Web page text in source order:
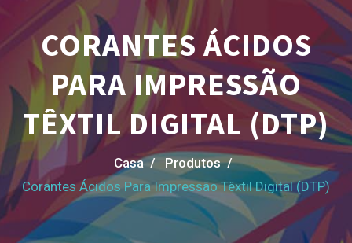
CORANTES ÁCIDOS
PARA IMPRESSÃO
TÊXTIL DIGITAL (DTP)
Casa /
Produtos /
Corantes Ácidos Para Impressão Têxtil Digital (DTP)